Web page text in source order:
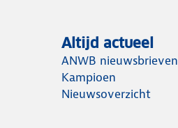
Altijd actueel
ANWB nieuwsbrieven
Kampioen
Nieuwsoverzicht